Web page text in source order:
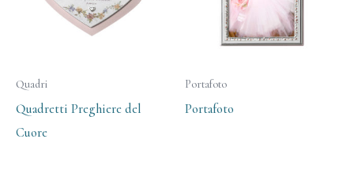
Quadri
Quadretti Preghiere del
Cuore
Portafoto
Portafoto